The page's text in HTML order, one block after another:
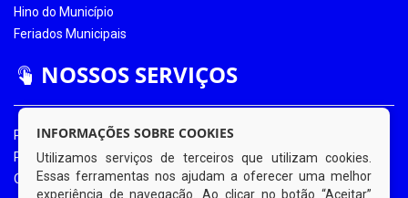
Hino do Município
Feriados Municipais
NOSSOS SERVIÇOS
Portal da Transparência
Portal da Transparência COVID-19
Ouvidoria Eletrônica
INFORMAÇÕES SOBRE COOKIES
Utilizamos serviços de terceiros que utilizam cookies.
Essas ferramentas nos ajudam a oferecer uma melhor
experiência de navegação. Ao clicar no botão “Aceitar”